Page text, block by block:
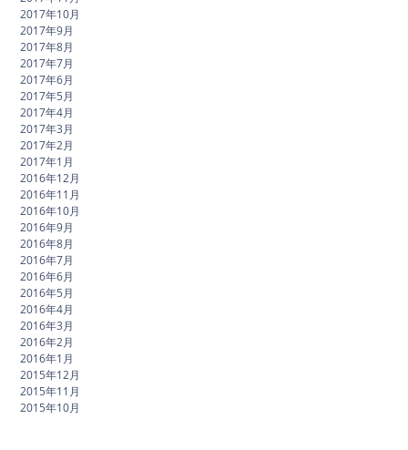
2017年10月
2017年9月
2017年8月
2017年7月
2017年6月
2017年5月
2017年4月
2017年3月
2017年2月
2017年1月
2016年12月
2016年11月
2016年10月
2016年9月
2016年8月
2016年7月
2016年6月
2016年5月
2016年4月
2016年3月
2016年2月
2016年1月
2015年12月
2015年11月
2015年10月